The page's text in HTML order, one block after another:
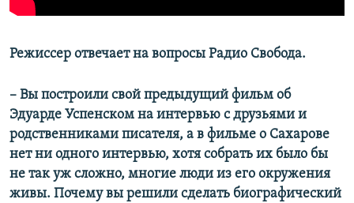
Режиссер отвечает на вопросы Радио Свобода.
– Вы построили свой предыдущий фильм об
Эдуарде Успенском на интервью с друзьями и
родственниками писателя, а в фильме о Сахарове
нет ни одного интервью, хотя собрать их было бы
не так уж сложно, многие люди из его окружения
живы. Почему вы решили сделать биографический